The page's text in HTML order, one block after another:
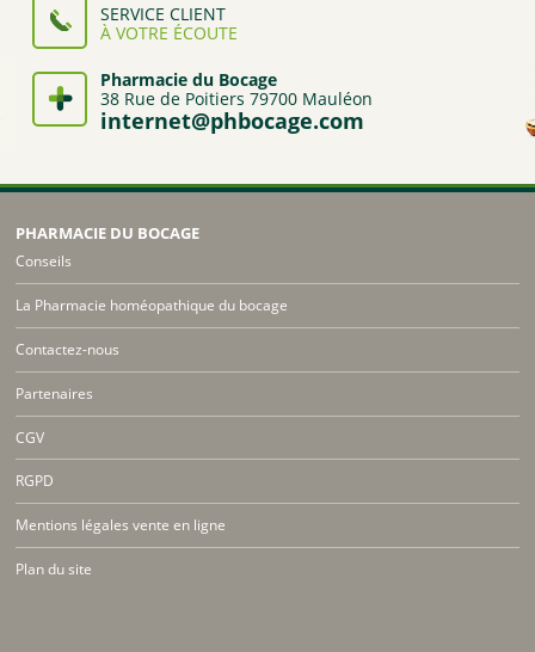
SERVICE CLIENT
À VOTRE ÉCOUTE
Pharmacie du Bocage
38 Rue de Poitiers 79700 Mauléon
internet@phbocage.com
PHARMACIE DU BOCAGE
Conseils
La Pharmacie homéopathique du bocage
Contactez-nous
Partenaires
CGV
RGPD
Mentions légales vente en ligne
Plan du site